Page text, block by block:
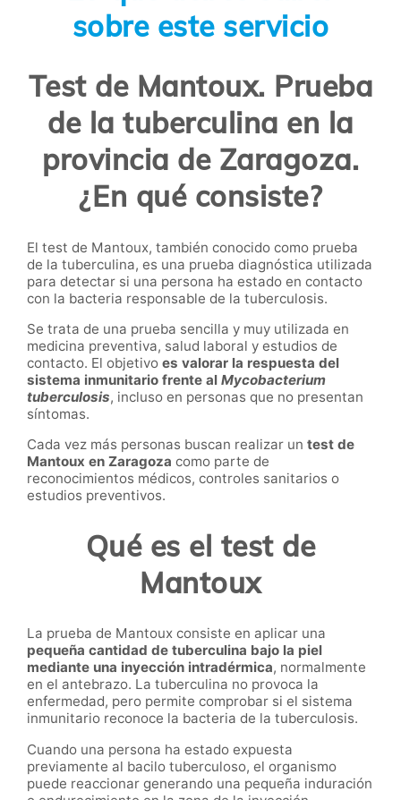
sobre este servicio
Test de Mantoux. Prueba
de la tuberculina en la
provincia de Zaragoza.
¿En qué consiste?
El test de Mantoux, también conocido como prueba
de la tuberculina, es una prueba diagnóstica utilizada
para detectar si una persona ha estado en contacto
con la bacteria responsable de la tuberculosis.
Se trata de una prueba sencilla y muy utilizada en
medicina preventiva, salud laboral y estudios de
contacto. El objetivo es valorar la respuesta del
sistema inmunitario frente al Mycobacterium
tuberculosis, incluso en personas que no presentan
síntomas.
Cada vez más personas buscan realizar un test de
Mantoux en Zaragoza como parte de
reconocimientos médicos, controles sanitarios o
estudios preventivos.
Qué es el test de
Mantoux
La prueba de Mantoux consiste en aplicar una
pequeña cantidad de tuberculina bajo la piel
mediante una inyección intradérmica, normalmente
en el antebrazo. La tuberculina no provoca la
enfermedad, pero permite comprobar si el sistema
inmunitario reconoce la bacteria de la tuberculosis.
Cuando una persona ha estado expuesta
previamente al bacilo tuberculoso, el organismo
puede reaccionar generando una pequeña induración